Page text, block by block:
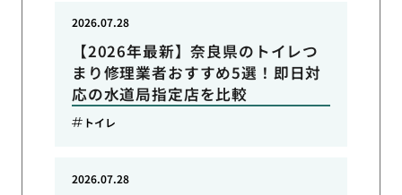
【2026年最新】奈良県のトイレつ
まり修理業者おすすめ5選！即日対
応の水道局指定店を比較
2026.07.28
トイレ
2026.07.28